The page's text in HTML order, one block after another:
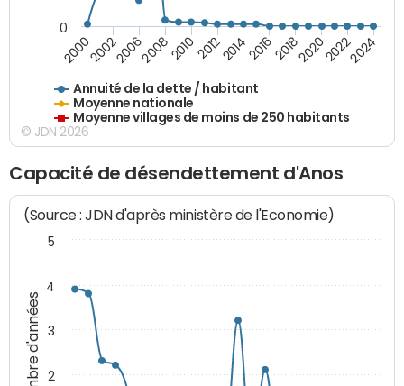
Annuité de la dette / habitant
Moyenne nationale
Moyenne villages de moins de 250 habitants
200020022006200820102012201420162018202020222024
0
© JDN 2026
Capacité de désendettement d'Anos
Nombre d'années
(Source : JDN d'après ministère de l'Economie)
2
3
4
5